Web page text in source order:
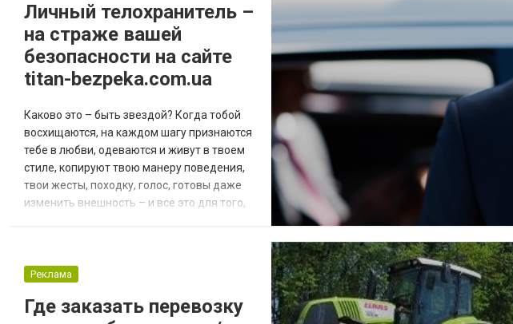
Магазин предлагает неплохой
ассортимент раков, но также можно
будет...
Личный телохранитель –
на страже вашей
безопасности на сайте
titan-bezpeka.com.ua
Каково это – быть звездой? Когда тобой
восхищаются, на каждом шагу признаются
тебе в любви, одеваются и живут в твоем
стиле, копируют твою манеру поведения,
твои жесты, походку, голос, готовы даже
изменить внешность – и все это для того,
ночевать в аэропорту, только бы первыми
поддержать, сделать твой день лу...
Реклама
Где заказать перевозку